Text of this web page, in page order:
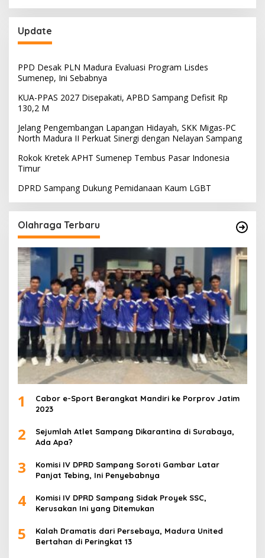
Update
PPD Desak PLN Madura Evaluasi Program Lisdes
Sumenep, Ini Sebabnya
KUA-PPAS 2027 Disepakati, APBD Sampang Defisit Rp
130,2 M
Jelang Pengembangan Lapangan Hidayah, SKK Migas-PC
North Madura II Perkuat Sinergi dengan Nelayan Sampang
Rokok Kretek APHT Sumenep Tembus Pasar Indonesia
Timur
DPRD Sampang Dukung Pemidanaan Kaum LGBT
Olahraga Terbaru
1
Cabor e-Sport Berangkat Mandiri ke Porprov Jatim
2023
2
Sejumlah Atlet Sampang Dikarantina di Surabaya,
Ada Apa?
3
Komisi IV DPRD Sampang Soroti Gambar Latar
Panjat Tebing, Ini Penyebabnya
4
Komisi IV DPRD Sampang Sidak Proyek SSC,
Kerusakan Ini yang Ditemukan
5
Kalah Dramatis dari Persebaya, Madura United
Bertahan di Peringkat 13